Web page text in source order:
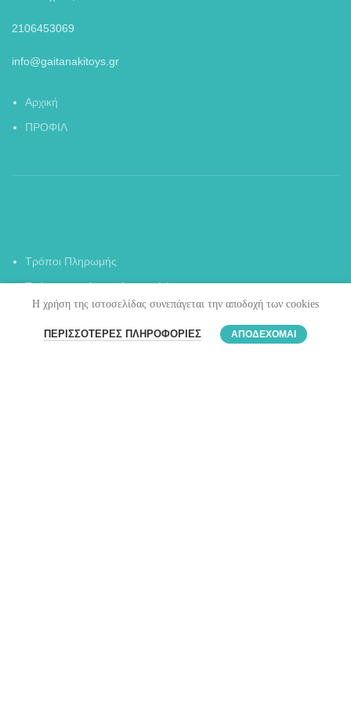
2106453069
info@gaitanakitoys.gr
Αρχική
ΠΡΟΦΙΛ
Τρόποι Πληρωμής
Τρόποι και κόστος Αποστολής
Πολιτική Ασφαλείας
Πολιτική επιστροφών και αλλαγών
Η χρήση της ιστοσελίδας συνεπάγεται την αποδοχή των cookies
ΠΕΡΙΣΣΌΤΕΡΕΣ ΠΛΗΡΟΦΟΡΊΕΣ ΑΠΟΔΈΧΟΜΑΙ
Καλάθι Ο λογαριασμός μου